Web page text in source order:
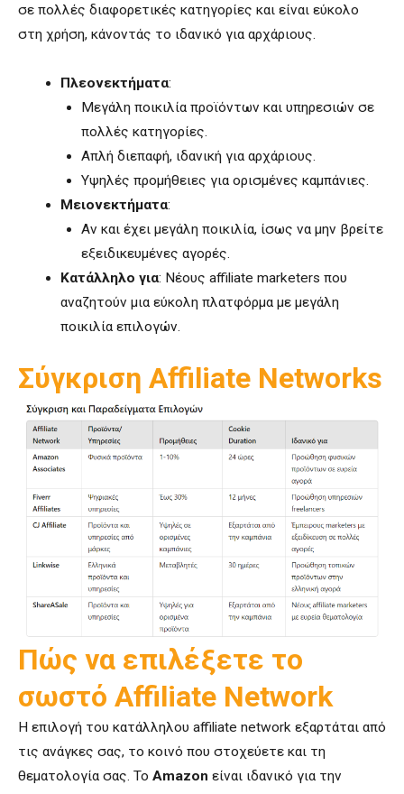
σε πολλές διαφορετικές κατηγορίες και είναι εύκολο
στη χρήση, κάνοντάς το ιδανικό για αρχάριους.
Πλεονεκτήματα:
Μεγάλη ποικιλία προϊόντων και υπηρεσιών σε
πολλές κατηγορίες.
Απλή διεπαφή, ιδανική για αρχάριους.
Υψηλές προμήθειες για ορισμένες καμπάνιες.
Μειονεκτήματα:
Αν και έχει μεγάλη ποικιλία, ίσως να μην βρείτε
εξειδικευμένες αγορές.
Κατάλληλο για: Νέους affiliate marketers που
αναζητούν μια εύκολη πλατφόρμα με μεγάλη
ποικιλία επιλογών.
Σύγκριση Affiliate Networks
Πώς να επιλέξετε το
σωστό Affiliate Network
Η επιλογή του κατάλληλου affiliate network εξαρτάται από
τις ανάγκες σας, το κοινό που στοχεύετε και τη
θεματολογία σας. Το Amazon είναι ιδανικό για την